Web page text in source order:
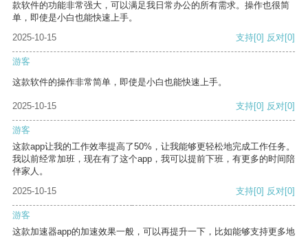
款软件的功能非常强大，可以满足我日常办公的所有需求。操作也很简
单，即使是小白也能快速上手。
2025-10-15
支持[0] 反对[0]
游客
这款软件的操作非常简单，即使是小白也能快速上手。
2025-10-15 支持[0] 反对[0]
游客
这款app让我的工作效率提高了50%，让我能够更轻松地完成工作任务。
我以前经常加班，现在有了这个app，我可以提前下班，有更多的时间陪
伴家人。
2025-10-15
支持[0] 反对[0]
游客
这款加速器app的加速效果一般，可以再提升一下，比如能够支持更多地